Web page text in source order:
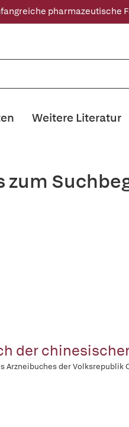
pharmazeutische
Weitere Literatur
zum
der
Arzneibuches der Volksrepublik